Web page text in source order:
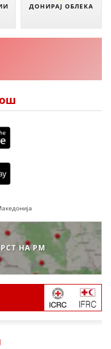
МАТЕРИЈАЛИ
ДОНИРАЈ ОБЛЕКА
НА РМ